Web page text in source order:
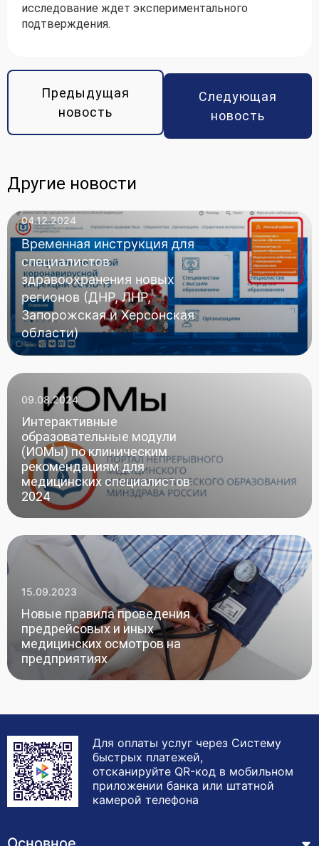
исследование ждет экспериментального
подтверждения.
Предыдущая
новость
Следующая
новость
Другие новости
04.12.2024
Временная инструкция для
специалистов
здравоохранения новых
регионов (ДНР, ЛНР,
Запорожская и Херсонская
области)
09.08.2024
Интерактивные
образовательные модули
(ИОМы) по клиническим
рекомендациям для
медицинских специалистов
2024
15.09.2023
Новые правила проведения
предрейсовых и иных
медицинских осмотров на
предприятиях
Для оплаты услуг через Систему
быстрых платежей,
отсканируйте QR-код в мобильном
приложении банка или штатной
камерой телефона